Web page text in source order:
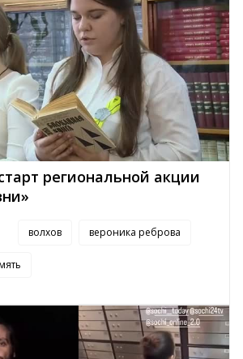
региональной акции
волхов вероника реброва